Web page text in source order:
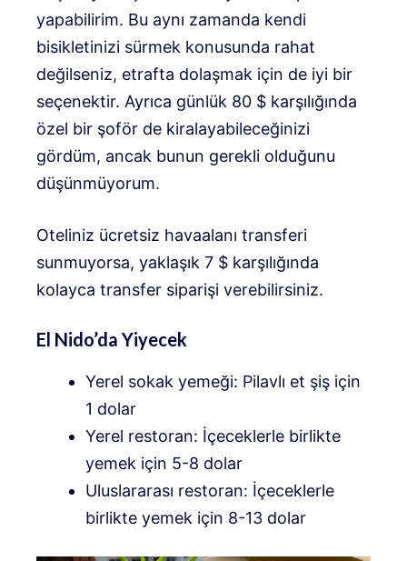
yapabilirim. Bu aynı zamanda kendi
bisikletinizi sürmek konusunda rahat
değilseniz, etrafta dolaşmak için de iyi bir
seçenektir. Ayrıca günlük 80 $ karşılığında
özel bir şoför de kiralayabileceğinizi
gördüm, ancak bunun gerekli olduğunu
düşünmüyorum.
Oteliniz ücretsiz havaalanı transferi
sunmuyorsa, yaklaşık 7 $ karşılığında
kolayca transfer siparişi verebilirsiniz.
El Nido’da Yiyecek
Yerel sokak yemeği: Pilavlı et şiş için
1 dolar
Yerel restoran: İçeceklerle birlikte
yemek için 5-8 dolar
Uluslararası restoran: İçeceklerle
birlikte yemek için 8-13 dolar